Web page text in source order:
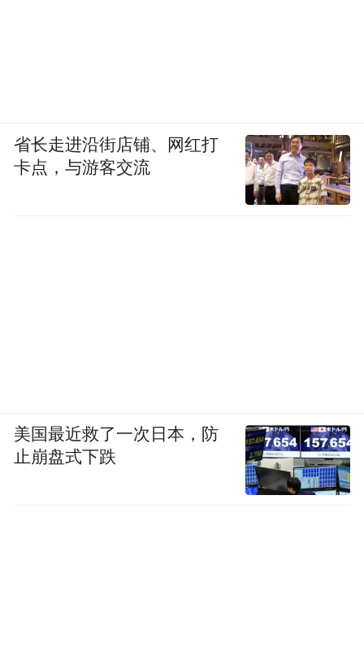
省长走进沿街店铺、网红打
卡点，与游客交流
美国最近救了一次日本，防
止崩盘式下跌